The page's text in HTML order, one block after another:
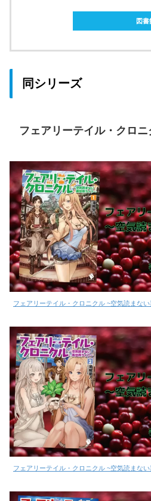
図
同シリーズ
フェアリーテイル・クロ
フェアリーテイル・クロニクル ~空気読まない
フェアリーテイル・クロニクル ~空気読まな